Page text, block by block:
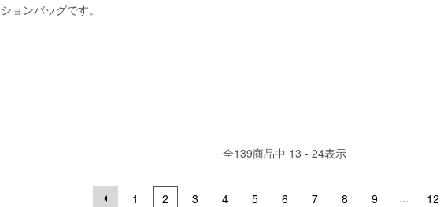
ションバッグです。
全139商品中 13 - 24表示
1 2 3 4 5 6 7 8 9 ... 12